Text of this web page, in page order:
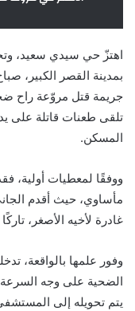
اهتزّ حي سيدي سعيد،
جريمة قتل مروّعة راح
تلقى طعنات قاتلة على
المسكن.
ووفقًا لمعطيات أولية،
مأساوي، حيث أقدم
غادرة لأخيه الأصغر،
وفور علمها بالواقعة،
الضحية على وجه
يتم تحويله إلى